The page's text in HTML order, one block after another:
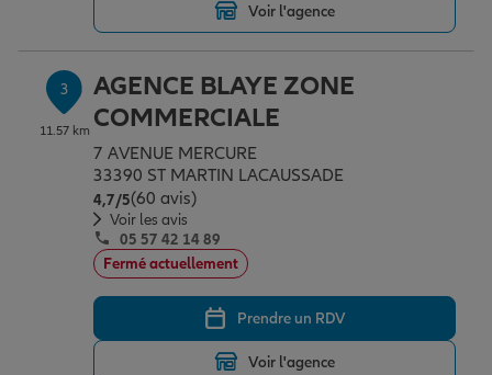
Garantie des accidents de la vie
Assurance scolaire
Protection juridique
Retraite
Voir l'agence
3
11.57 km
AGENCE BLAYE ZONE
COMMERCIALE
7 AVENUE MERCURE
33390 ST MARTIN LACAUSSADE
4,7/5Note de 4.7 sur 5
(60 avis)
Voir les avis
05 57 42 14 89
Fermé actuellement
Prendre un RDV
Voir l'agence